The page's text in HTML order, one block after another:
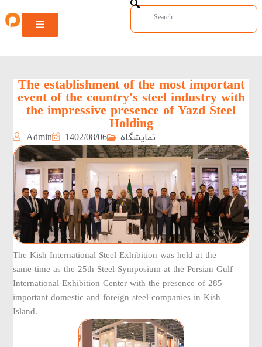
The establishment of the most important
event of the country's steel industry with
the impressive presence of Yazd Steel
Holding
Admin 1402/08/06 نمایشگاه
The Kish International Steel Exhibition was held at the
same time as the 25th Steel Symposium at the Persian Gulf
International Exhibition Center with the presence of 285
important domestic and foreign steel companies in Kish
Island.